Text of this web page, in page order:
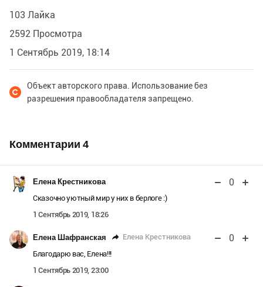
103 Лайка
2592 Просмотра
1 Сентябрь 2019, 18:14
Объект авторского права. Использование без
разрешения правообладателя запрещено.
Комментарии 4
Елена Крестникова 0
Сказочно уютный мир у них в берлоге :)
1 Сентябрь 2019, 18:26
Елена Шафранская Елена Крестникова 0
Благодарю вас, Елена!!!
1 Сентябрь 2019, 23:00